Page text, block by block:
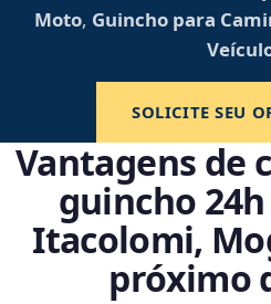
Moto, Guincho para
SOLICITE SEU
Vantagens de
guincho
Itacolomi,
próximo